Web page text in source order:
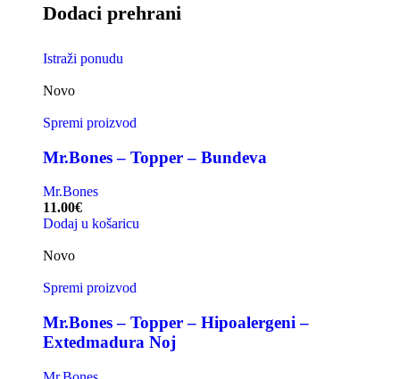
Dodaci prehrani
Istraži ponudu
Novo
Spremi proizvod
Mr.Bones – Topper – Bundeva
Mr.Bones
11.00€
Dodaj u košaricu
Novo
Spremi proizvod
Mr.Bones – Topper – Hipoalergeni –
Extedmadura Noj